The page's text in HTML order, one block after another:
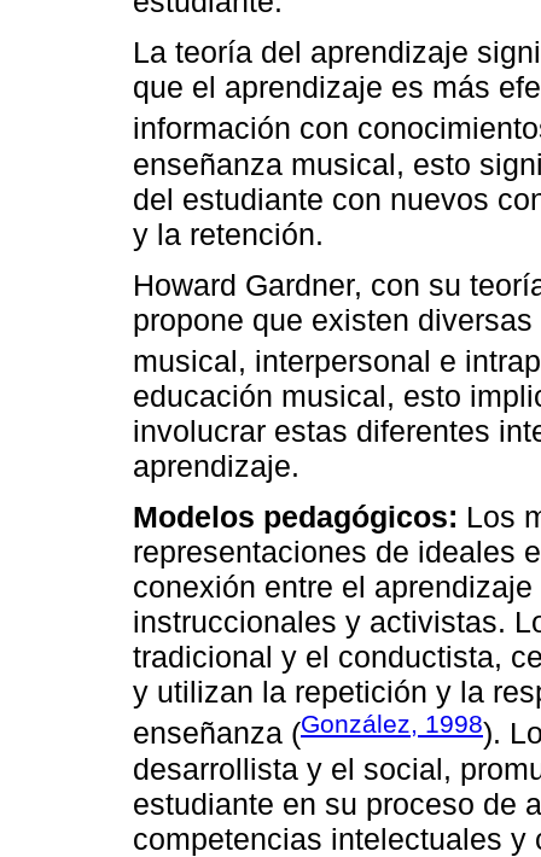
La teoría del aprendizaje
que el aprendizaje es más
información con
enseñanza musical, esto
del estudiante con nuevos
y la retención.
Howard Gardner, con su
propone que existen
musical, interpersonal e
educación musical, esto
involucrar estas diferentes
aprendizaje.
Modelos pedagógicos: Los
representaciones de ideales
conexión entre el
instruccionales y activistas.
tradicional y el conductista,
y utilizan la repetición y la
enseñanza (González, 1998).
desarrollista y el social,
estudiante en su proceso de
competencias intelectuales y